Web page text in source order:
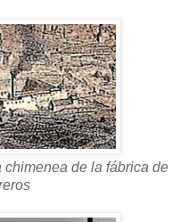
de la fábrica de